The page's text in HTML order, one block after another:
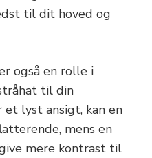
til dit hoved og
også en rolle i
til din
et lyst ansigt, kan en
mens en
mere kontrast til